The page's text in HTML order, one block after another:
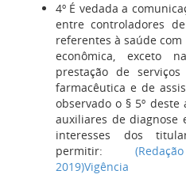
4º É vedada a
entre controladores
referentes à saúde
econômica, exceto
prestação de
farmacêutica e de
observado o § 5º
auxiliares de diagnose
interesses dos
permitir:
2019)Vigência